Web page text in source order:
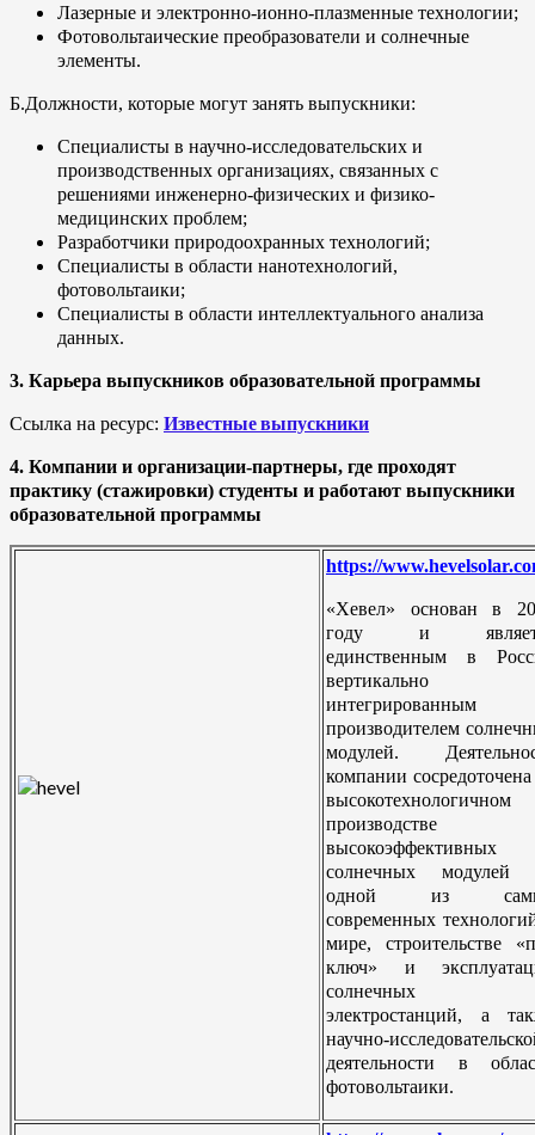
Лазерные и электронно-ионно-плазменные технологии;
Фотовольтаические преобразователи и солнечные
элементы.
Б.Должности, которые могут занять выпускники:
Специалисты в научно-исследовательских и
производственных организациях, связанных с
решениями инженерно-физических и физико-
медицинских проблем;
Разработчики природоохранных технологий;
Специалисты в области нанотехнологий,
фотовольтаики;
Специалисты в области интеллектуального анализа
данных.
3. Карьера выпускников образовательной программы
Ссылка на ресурс: Известные выпускники
4. Компании и организации-партнеры, где проходят
практику (стажировки) студенты и работают выпускники
образовательной программы
https://
«Хевел» основан в
году и
единственным в
вертикально
интегрированным
производителем
модулей.
компании сосредоточена
высокотехнологичном
производстве
высокоэффективных
солнечных модулей
одной из
современных
мире, строительстве
ключ» и
солнечных
электростанций, а
научно-
деятельности в
фотовольтаики.